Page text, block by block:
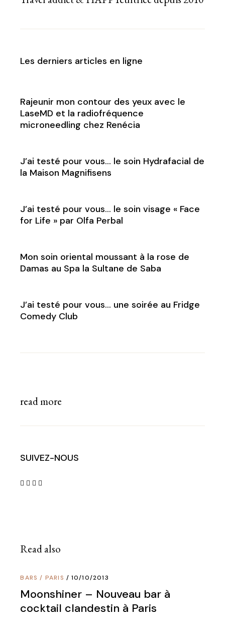
Les derniers articles en ligne
Rajeunir mon contour des yeux avec le
LaseMD et la radiofréquence
microneedling chez Renécia
J’ai testé pour vous… le soin Hydrafacial de
la Maison Magnifisens
J’ai testé pour vous… le soin visage « Face
for Life » par Olfa Perbal
Mon soin oriental moussant à la rose de
Damas au Spa la Sultane de Saba
J’ai testé pour vous… une soirée au Fridge
Comedy Club
read more
SUIVEZ-NOUS
Read also
BARS / PARIS 10/10/2013
Moonshiner – Nouveau bar à
cocktail clandestin à Paris